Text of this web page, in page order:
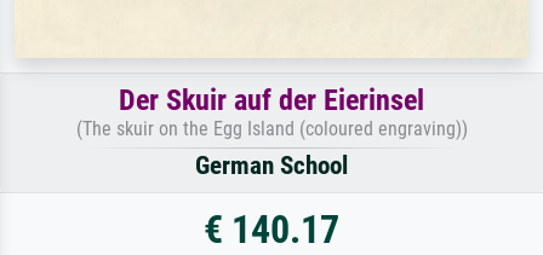
Der Skuir auf der Eierinsel
(The skuir on the Egg Island (coloured engraving))
German School
€ 140.17